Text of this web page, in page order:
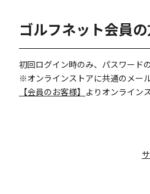
ゴルフネット会員
初回ログイン時のみ、パスワード
※オンラインストアに共通のメー
【会員のお客様】 よりオンライン